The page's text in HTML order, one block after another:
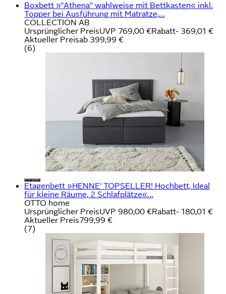
Boxbett »"Athena" wahlweise mit Bettkasten« inkl.
Topper bei Ausführung mit Matratze,...
COLLECTION AB
Ursprünglicher PreisUVP 769,00 €Rabatt- 369,01 €
Aktueller Preisab 399,99 €
(6)
Etagenbett »HENNE' TOPSELLER! Hochbett, Ideal
für kleine Räume, 2 Schlafplätze«...
OTTO home
Ursprünglicher PreisUVP 980,00 €Rabatt- 180,01 €
Aktueller Preis799,99 €
(7)